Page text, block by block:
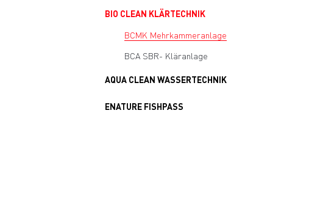
BIO CLEAN KLÄRTECHNIK
BCMK Mehrkammeranlage
BCA SBR- Kläranlage
AQUA CLEAN WASSERTECHNIK
ENATURE FISHPASS